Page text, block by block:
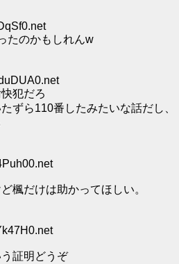
たのかもしれんw
犯だろ
ずら110番したみたいな話だし、
楓だけは助かってほしい。
証明どうぞ